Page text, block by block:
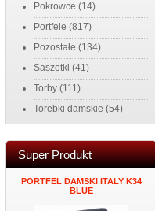
Pokrowce (14)
Portfele (817)
Pozostałe (134)
Saszetki (41)
Torby (111)
Torebki damskie (54)
Super Produkt
PORTFEL DAMSKI ITALY K34
BLUE